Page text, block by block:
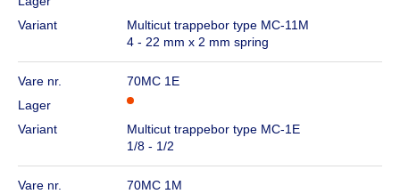
Variant
Multicut trappebor type MC-11M
4 - 22 mm x 2 mm spring
Vare nr.
70MC 1E
Lager
Variant
Multicut trappebor type MC-1E
1/8 - 1/2
Vare nr.
70MC 1M